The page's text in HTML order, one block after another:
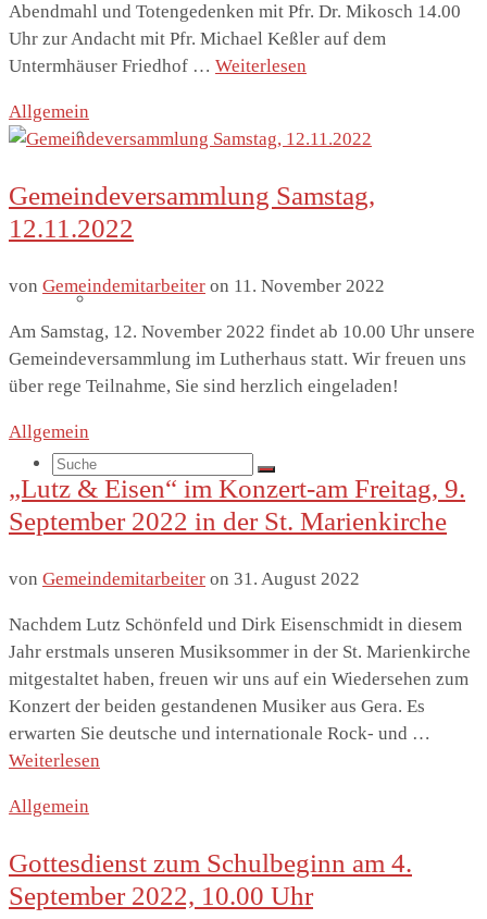
Sternsinger
Suche
nach:
Abendmahl und Totengedenken mit Pfr. Dr. Mikosch 14.00
Uhr zur Andacht mit Pfr. Michael Keßler auf dem
Untermhäuser Friedhof … Weiterlesen
Allgemein
Gemeindeversammlung Samstag,
12.11.2022
von Gemeindemitarbeiter on 11. November 2022
Am Samstag, 12. November 2022 findet ab 10.00 Uhr unsere
Gemeindeversammlung im Lutherhaus statt. Wir freuen uns
über rege Teilnahme, Sie sind herzlich eingeladen!
Allgemein
„Lutz & Eisen“ im Konzert-am Freitag, 9.
September 2022 in der St. Marienkirche
von Gemeindemitarbeiter on 31. August 2022
Nachdem Lutz Schönfeld und Dirk Eisenschmidt in diesem
Jahr erstmals unseren Musiksommer in der St. Marienkirche
mitgestaltet haben, freuen wir uns auf ein Wiedersehen zum
Konzert der beiden gestandenen Musiker aus Gera. Es
erwarten Sie deutsche und internationale Rock- und …
Weiterlesen
Allgemein
Gottesdienst zum Schulbeginn am 4.
September 2022, 10.00 Uhr